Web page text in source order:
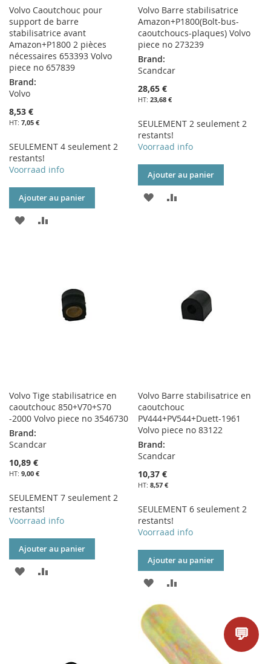
Volvo Caoutchouc pour
support de barre
stabilisatrice avant
Amazon+P1800 2 pièces
nécessaires 653393 Volvo
piece no 657839
Brand:
Volvo
8,53 €
7,05 €
SEULEMENT 4 seulement 2
restants!
Voorraad info
Ajouter au panier
AJOUTER
Volvo Barre stabilisatrice
Amazon+P1800(Bolt-bus-
caoutchoucs-plaques) Volvo
piece no 273239
Brand:
Scandcar
28,65 €
23,68 €
SEULEMENT 2 seulement 2
restants!
Voorraad info
Ajouter au panier
AJOUTER
Volvo Tige stabilisatrice en
caoutchouc 850+V70+S70
-2000 Volvo piece no 3546730
Brand:
Scandcar
10,89 €
9,00 €
SEULEMENT 7 seulement 2
restants!
Voorraad info
Ajouter au panier
AJOUTER
Volvo Barre stabilisatrice en
caoutchouc
PV444+PV544+Duett-1961
Volvo piece no 83122
Brand:
Scandcar
10,37 €
8,57 €
SEULEMENT 6 seulement 2
restants!
Voorraad info
Ajouter au panier
AJOUTER
À
MA
LISTE
COMPARATEUR
💬